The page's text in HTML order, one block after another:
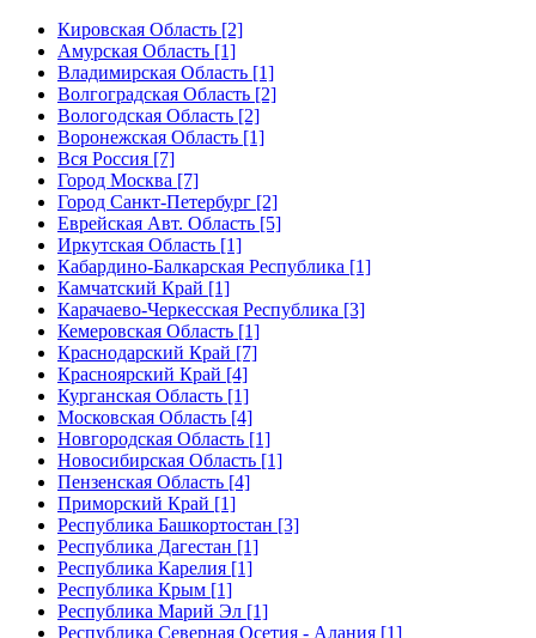
Кировская Область [2]
Амурская Область [1]
Владимирская Область [1]
Волгоградская Область [2]
Вологодская Область [2]
Воронежская Область [1]
Вся Россия [7]
Город Москва [7]
Город Санкт-Петербург [2]
Еврейская Авт. Область [5]
Иркутская Область [1]
Кабардино-Балкарская Республика [1]
Камчатский Край [1]
Карачаево-Черкесская Республика [3]
Кемеровская Область [1]
Краснодарский Край [7]
Красноярский Край [4]
Курганская Область [1]
Московская Область [4]
Новгородская Область [1]
Новосибирская Область [1]
Пензенская Область [4]
Приморский Край [1]
Республика Башкортостан [3]
Республика Дагестан [1]
Республика Карелия [1]
Республика Крым [1]
Республика Марий Эл [1]
Республика Северная Осетия - Алания [1]